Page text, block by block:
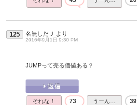
125 名無しだＪ より
2016年9月1日 9:30 PM
JUMPって売る価値ある？
それな！ 73 うーん… 39